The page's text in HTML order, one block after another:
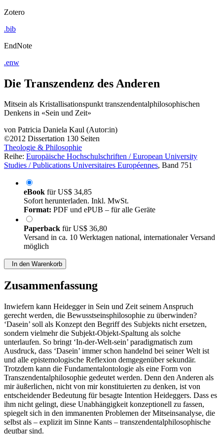
Zotero
.bib
EndNote
.enw
Die Transzendenz des Anderen
Mitsein als Kristallisationspunkt transzendentalphilosophischen
Denkens in «Sein und Zeit»
von Patricia Daniela Kaul (Autor:in)
©2012 Dissertation 130 Seiten
Theologie & Philosophie
Reihe: Europäische Hochschulschriften / European University
Studies / Publications Universitaires Européennes, Band 751
eBook fürUS$ 34,85
Sofort herunterladen. Inkl. MwSt.
Format: PDF und ePUB – für alle Geräte
Paperback fürUS$ 36,80
Versand in ca. 10 Werktagen national, internationaler Versand
möglich
In den Warenkorb
Zusammenfassung
Inwiefern kann Heidegger in Sein und Zeit seinem Anspruch
gerecht werden, die Bewusstseinsphilosophie zu überwinden?
‘Dasein’ soll als Konzept den Begriff des Subjekts nicht ersetzen,
sondern vielmehr die Subjekt-Objekt-Spaltung als solche
unterlaufen. So bringt ‘In-der-Welt-sein’ paradigmatisch zum
Ausdruck, dass ‘Dasein’ immer schon handelnd bei seiner Welt ist
und alle epistemologische Reflexion demgegenüber sekundär.
Trotzdem kann die Fundamentalontologie als eine Form von
Transzendentalphilosophie gedeutet werden. Denn den Anderen als
mir äußerlichen, nicht von mir konstituierten zu denken, ist von
entscheidender Bedeutung für besagte Intention Heideggers. Dass es
ihm nicht gelingt, diese Unabhängigkeit konzeptionell zu fassen,
spiegelt sich in den immanenten Problemen der Mitseinsanalyse, die
selbst als – explizit im Sinne Kants – transzendentalphilosophische
deutbar sind.